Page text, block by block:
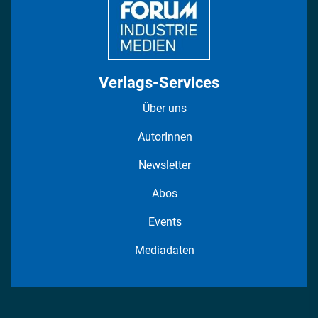
Verlags-Services
Über uns
AutorInnen
Newsletter
Abos
Events
Mediadaten